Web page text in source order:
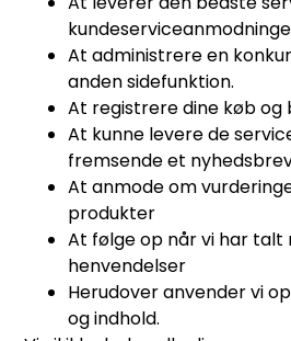
At administrere en
anden sidefunktion.
At registrere dine køb og
At kunne levere de
fremsende et
At anmode om
produkter
At følge op når vi har talt
henvendelser
Herudover anvender vi
og indhold.